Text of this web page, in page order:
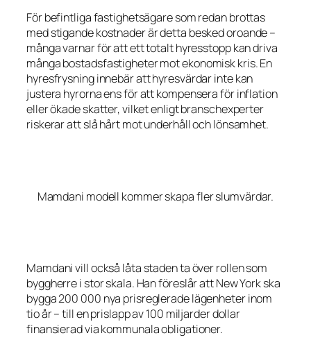
För befintliga fastighetsägare som redan brottas
med stigande kostnader är detta besked oroande –
många varnar för att ett totalt hyresstopp kan driva
många bostadsfastigheter mot ekonomisk kris. En
hyresfrysning innebär att hyresvärdar inte kan
justera hyrorna ens för att kompensera för inflation
eller ökade skatter, vilket enligt branschexperter
riskerar att slå hårt mot underhåll och lönsamhet.
Mamdani modell kommer skapa fler slumvärdar.
Mamdani vill också låta staden ta över rollen som
byggherre i stor skala. Han föreslår att New York ska
bygga 200 000 nya prisreglerade lägenheter inom
tio år – till en prislapp av 100 miljarder dollar
finansierad via kommunala obligationer.